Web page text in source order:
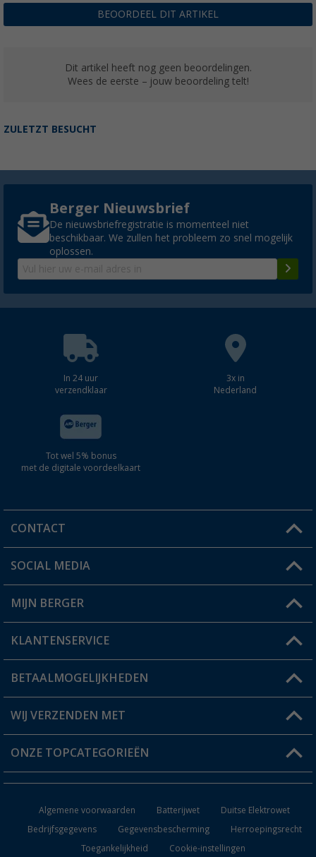
BEOORDEEL DIT ARTIKEL
Dit artikel heeft nog geen beoordelingen.
Wees de eerste – jouw beoordeling telt!
ZULETZT BESUCHT
Berger Nieuwsbrief
De nieuwsbriefregistratie is momenteel niet
beschikbaar. We zullen het probleem zo snel mogelijk
oplossen.
In 24 uur
verzendklaar
3x in
Nederland
Tot wel 5% bonus
met de digitale voordeelkaart
CONTACT
Een vraag?
Winkel vinden
SOCIAL MEDIA
MIJN BERGER
Mijn account
Status bestelling
Verlanglijstje
KLANTENSERVICE
FAQ & Contact
Verzendinformatie
Catalogus
BETAALMOGELIJKHEDEN
WIJ VERZENDEN MET
ONZE TOPCATEGORIEËN
Keukenaccessoires
Campingmeubilair
Algemene voorwaarden Batterijwet
Duitse Elektrowet
Bedrijfsgegevens
Gegevensbescherming
Herroepingsrecht
Toegankelijkheid
Cookie-instellingen